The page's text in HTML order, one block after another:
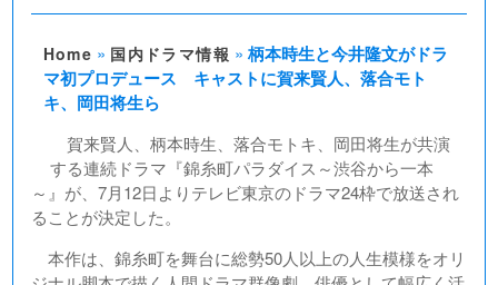
Home » 国内ドラマ情報 » 柄本時生と今井隆文がドラ
マ初プロデュース キャストに賀来賢人、落合モト
キ、岡田将生ら
賀来賢人、柄本時生、落合モトキ、岡田将生が共演
する連続ドラマ『錦糸町パラダイス～渋谷から一本
～』が、7月12日よりテレビ東京のドラマ24枠で放送され
ることが決定した。
本作は、錦糸町を舞台に総勢50人以上の人生模様をオリ